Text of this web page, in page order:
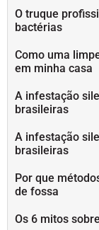
O truque
bactérias
Como uma
em minha casa
A infestação
brasileiras
A infestação
brasileiras
Por que
de fossa
Os 6 mitos